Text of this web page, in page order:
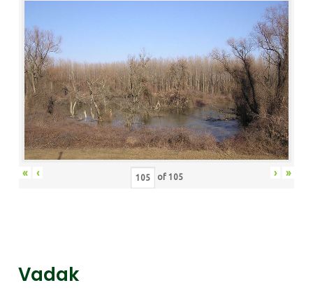
« ‹ of 105 › »
Vadak